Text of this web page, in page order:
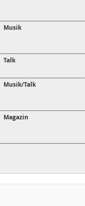
Musik
Talk
Musik/Talk
Magazin